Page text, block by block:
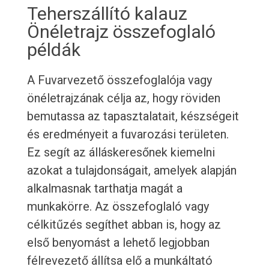
Teherszállító kalauz
Önéletrajz összefoglaló
példák
A Fuvarvezető összefoglalója vagy
önéletrajzának célja az, hogy röviden
bemutassa az tapasztalatait, készségeit
és eredményeit a fuvarozási területen.
Ez segít az álláskeresőnek kiemelni
azokat a tulajdonságait, amelyek alapján
alkalmasnak tarthatja magát a
munkakörre. Az összefoglaló vagy
célkitűzés segíthet abban is, hogy az
első benyomást a lehető legjobban
félrevezető állítsa elő a munkáltató